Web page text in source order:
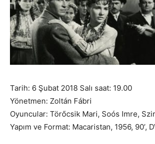
Tarih: 6 Şubat 2018 Salı saat: 19.00
Yönetmen: Zoltán Fábri
Oyuncular: Törőcsik Mari, Soós Imre,
Yapım ve Format: Macaristan, 1956, 90’,